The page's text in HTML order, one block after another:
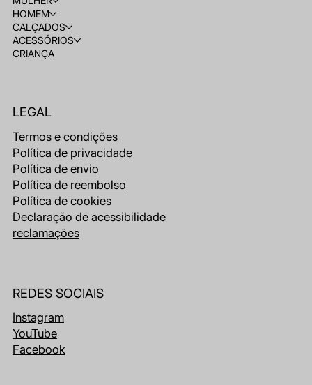
HOMEM
CALÇADOS
ACESSÓRIOS
CRIANÇA
LEGAL
Termos e condições
Política de privacidade
Política de envio
Política de reembolso
Política de cookies
Declaração de acessibilidade
reclamações
REDES SOCIAIS
Instagram
YouTube
Facebook